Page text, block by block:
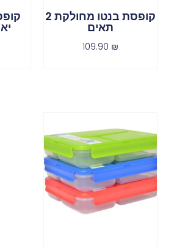
קופסת בנטו מחולקת 2
תאים
109.90 ₪